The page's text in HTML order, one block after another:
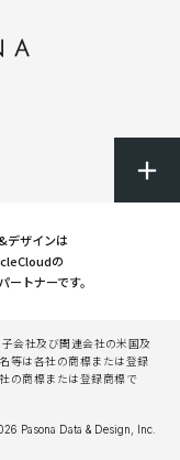
デザインは
の
ートナーです。
会社及び関連会社の米国及
等は各社の商標または登録
の商標または登録商標で
Pasona Data & Design, Inc.